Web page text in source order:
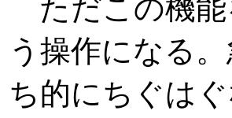
ただこの機能
う操作になる
ち的にちぐは